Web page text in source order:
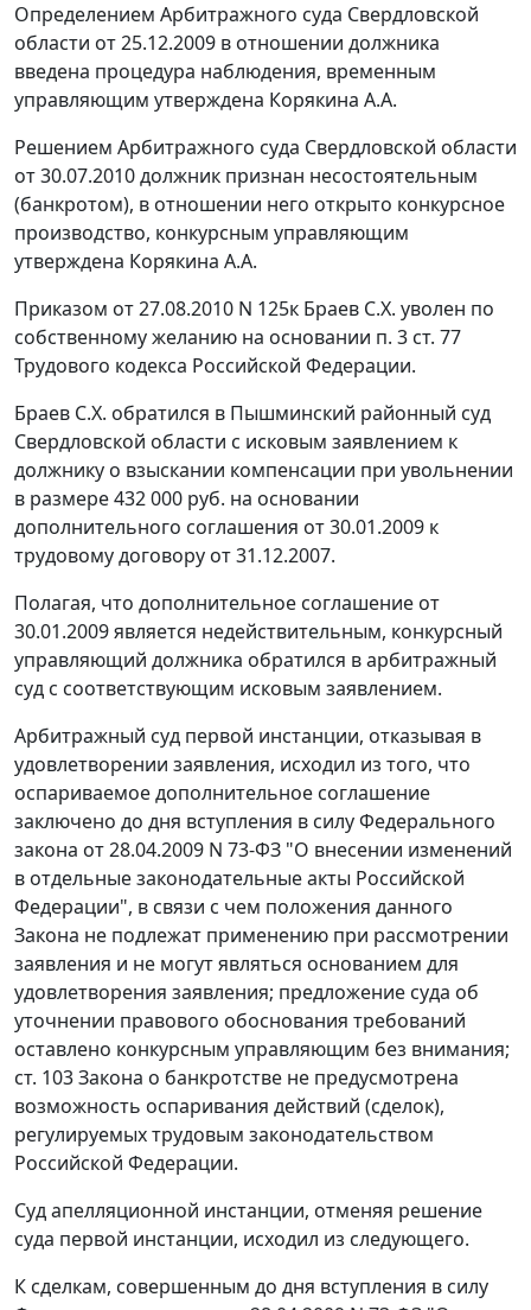
Определением Арбитражного суда Свердловской
области от 25.12.2009 в отношении должника
введена процедура наблюдения, временным
управляющим утверждена Корякина А.А.
Решением Арбитражного суда Свердловской области
от 30.07.2010 должник признан несостоятельным
(банкротом), в отношении него открыто конкурсное
производство, конкурсным управляющим
утверждена Корякина А.А.
Приказом от 27.08.2010 N 125к Браев С.Х. уволен по
собственному желанию на основании п. 3 ст. 77
Трудового кодекса Российской Федерации.
Браев С.Х. обратился в Пышминский районный суд
Свердловской области с исковым заявлением к
должнику о взыскании компенсации при увольнении
в размере 432 000 руб. на основании
дополнительного соглашения от 30.01.2009 к
трудовому договору от 31.12.2007.
Полагая, что дополнительное соглашение от
30.01.2009 является недействительным, конкурсный
управляющий должника обратился в арбитражный
суд с соответствующим исковым заявлением.
Арбитражный суд первой инстанции, отказывая в
удовлетворении заявления, исходил из того, что
оспариваемое дополнительное соглашение
заключено до дня вступления в силу Федерального
закона от 28.04.2009 N 73-ФЗ "О внесении изменений
в отдельные законодательные акты Российской
Федерации", в связи с чем положения данного
Закона не подлежат применению при рассмотрении
заявления и не могут являться основанием для
удовлетворения заявления; предложение суда об
уточнении правового обоснования требований
оставлено конкурсным управляющим без внимания;
ст. 103 Закона о банкротстве не предусмотрена
возможность оспаривания действий (сделок),
регулируемых трудовым законодательством
Российской Федерации.
Суд апелляционной инстанции, отменяя решение
суда первой инстанции, исходил из следующего.
К сделкам, совершенным до дня вступления в силу